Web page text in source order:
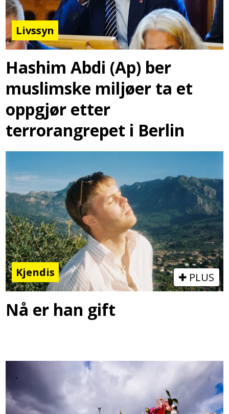
Livssyn
Hashim Abdi (Ap) ber
muslimske miljøer ta et
oppgjør etter
terrorangrepet i Berlin
Kjendis PLUS
Nå er han gift